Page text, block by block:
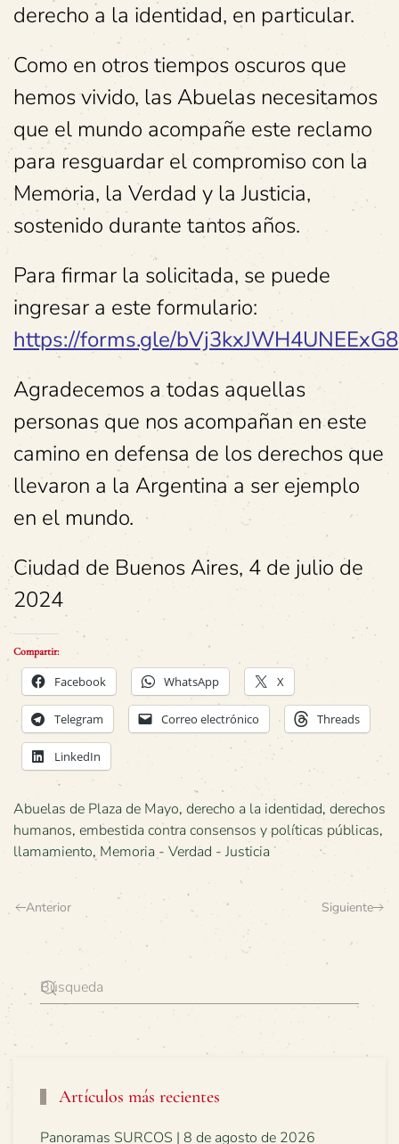
derecho a la identidad, en particular.
Como en otros tiempos oscuros que
hemos vivido, las Abuelas necesitamos
que el mundo acompañe este reclamo
para resguardar el compromiso con la
Memoria, la Verdad y la Justicia,
sostenido durante tantos años.
Para firmar la solicitada, se puede
ingresar a este formulario:
https://forms.gle/bVj3kxJWH4UNEExG8
Agradecemos a todas aquellas
personas que nos acompañan en este
camino en defensa de los derechos que
llevaron a la Argentina a ser ejemplo
en el mundo.
Ciudad de Buenos Aires, 4 de julio de
2024
Compartir:
Facebook WhatsApp X
Telegram Correo electrónico Threads
LinkedIn
Abuelas de Plaza de Mayo, derecho a la identidad, derechos
humanos, embestida contra consensos y políticas públicas,
llamamiento, Memoria - Verdad - Justicia
Anterior Siguiente
Artículos más recientes
Panoramas SURCOS | 8 de agosto de 2026